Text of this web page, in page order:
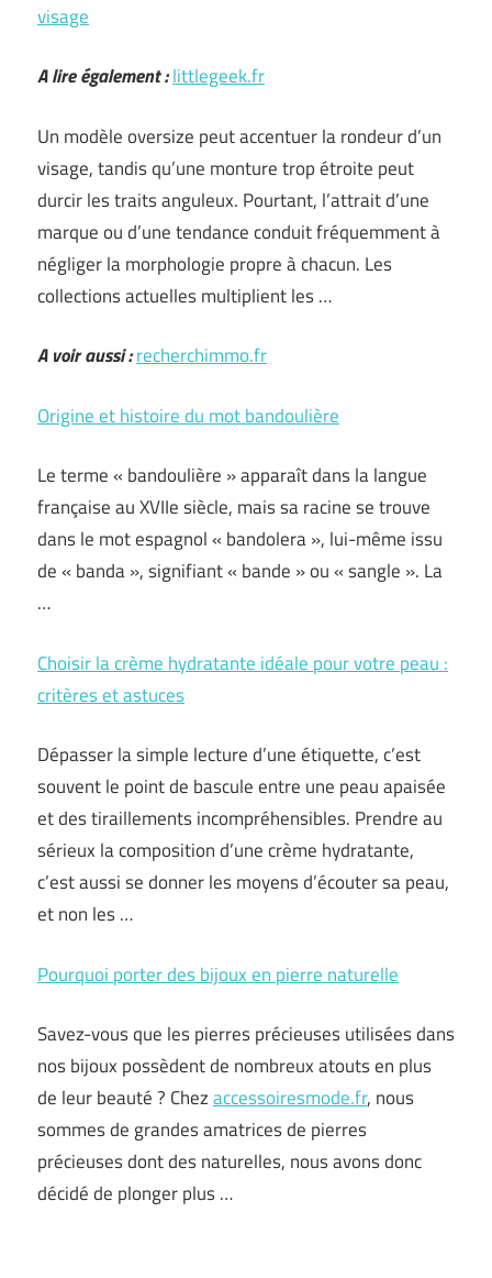
visage
A lire également :littlegeek.fr
Un modèle oversize peut accentuer la rondeur d’un
visage, tandis qu’une monture trop étroite peut
durcir les traits anguleux. Pourtant, l’attrait d’une
marque ou d’une tendance conduit fréquemment à
négliger la morphologie propre à chacun. Les
collections actuelles multiplient les …
A voir aussi :recherchimmo.fr
Origine et histoire du mot bandoulière
Le terme « bandoulière » apparaît dans la langue
française au XVIIe siècle, mais sa racine se trouve
dans le mot espagnol « bandolera », lui-même issu
de « banda », signifiant « bande » ou « sangle ». La
…
Choisir la crème hydratante idéale pour votre peau :
critères et astuces
Dépasser la simple lecture d’une étiquette, c’est
souvent le point de bascule entre une peau apaisée
et des tiraillements incompréhensibles. Prendre au
sérieux la composition d’une crème hydratante,
c’est aussi se donner les moyens d’écouter sa peau,
et non les …
Pourquoi porter des bijoux en pierre naturelle
Savez-vous que les pierres précieuses utilisées dans
nos bijoux possèdent de nombreux atouts en plus
de leur beauté ? Chezaccessoiresmode.fr, nous
sommes de grandes amatrices de pierres
précieuses dont des naturelles, nous avons donc
décidé de plonger plus …